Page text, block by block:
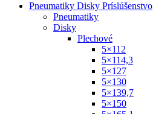
Pneumatiky Disky Príslúšenstvo
Pneumatiky
Disky
Plechové
5×112
5×114,3
5×127
5×130
5×139,7
5×150